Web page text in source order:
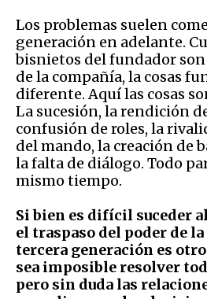
Los problemas suelen
generación en adelante.
bisnietos del fundador
de la compañía, la cosas
diferente. Aquí las cosas
La sucesión, la rendición
confusión de roles, la
del mando, la creación de
la falta de diálogo. Todo
mismo tiempo.
Si bien es difícil suceder
el traspaso del poder de la
tercera generación es
sea imposible resolver
pero sin duda las